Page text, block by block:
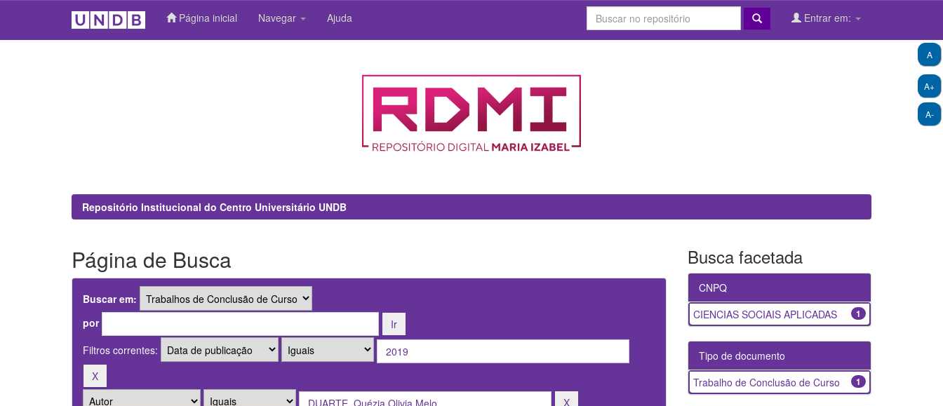
Página inicial Navegar Ajuda Entrar em:
A+
A-
A
Repositório Institucional do Centro Universitário UNDB
Página de Busca
Buscar em:
por
Filtros correntes:
Busca facetada
CNPQ
1
CIENCIAS SOCIAIS APLICADAS
Tipo de documento
1
Trabalho de Conclusão de Curso